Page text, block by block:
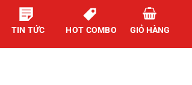
TIN TỨC HOT COMBO GIỎ HÀNG